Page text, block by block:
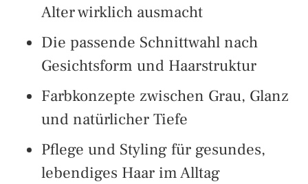
Alter wirklich ausmacht
Die passende Schnittwahl nach
Gesichtsform und Haarstruktur
Farbkonzepte zwischen Grau, Glanz
und natürlicher Tiefe
Pflege und Styling für gesundes,
lebendiges Haar im Alltag